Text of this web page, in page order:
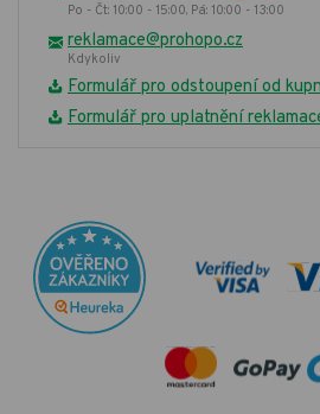
Po - Čt: 10:00 - 15:00, Pá: 10:00 - 13:00
reklamace@prohopo.cz
Kdykoliv
Formulář pro odstoupení od
Formulář pro uplatnění